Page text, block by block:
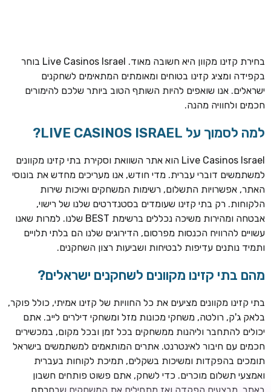
ROYSPINS
MEGAPARI
בונוס קבלת פנים: עד 125% בונוס עד €450 + 250 ספינים חינם
חבילת קבלת פנים: עד 280% בונוס עד €2,200 + 230 ספינים
בחירת קזינו מקוון היא חשובה מאוד. Live Casinos Israel בוחר
בקפידה ומציג קזינו בטוחים ומאומתים המתאימים לשחקנים
ישראלים. אנו שואפים להיות השותף הטוב ביותר שלכם להימורים
חכמים ולחוויה מהנה.
למה לסמוך על LIVE CASINOS ISRAEL?
Live Casinos Israel הוא אתר השוואת וסקירת בתי קזינו מקוונים
למשתמשים דוברי עברית. מדי חודש, אנו מעריכים מחדש את בונוסי
האתר, אפשרויות התשלום, רשימות המשחקים ואיכות שירות
הלקוחות. רק בתי קזינו שעומדים בסטנדרטים שלנו של רישוי,
אבטחה ומהירות משיכה נכללים ברשימת BEST שלנו. למרות שאנו
עשויים להרוויח הכנסות מפרסום, הדירוגים שלנו הם בלתי תלויים
ותמיד נותנים עדיפות לבטיחות ושביעות רצון השחקנים.
מהם בתי קזינו מקוונים לשחקנים ישראלים?
בתי קזינו מקוונים מציעים את כל החוויות של קזינו אמיתי, כולל פוקר,
בלאק ג'ק, רולטה, משחקי מכונות מזל ומשחקי דילרים לייב. אתם
יכולים להתחבר וליהנות ממשחקים בכל זמן ובכל מקום, במכשירים
חכמים עם חיבור לאינטרנט. אתרים המותאמים למשתמשים בישראל
תומכים בהפקדות ומשיכות בשקלים, תמיכת לקוחות בעברית
ואמצעי תשלום מוכרים. כדי לשחק, אתם פשוט פותחים חשבון